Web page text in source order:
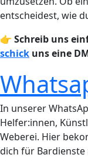
entscheidest, wie
👉 Schreib uns
schick uns eine
In unserer
Helfer:innen,
Weberei. Hier
dich für